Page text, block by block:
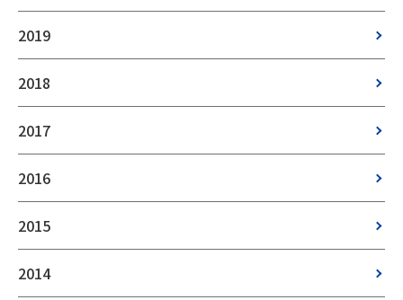
2019
2018
2017
2016
2015
2014